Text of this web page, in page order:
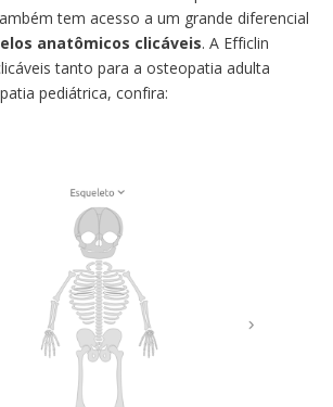
tem acesso a um grande diferencial
anatômicos clicáveis. A Efficlin
tanto para a osteopatia adulta
pediátrica, confira: